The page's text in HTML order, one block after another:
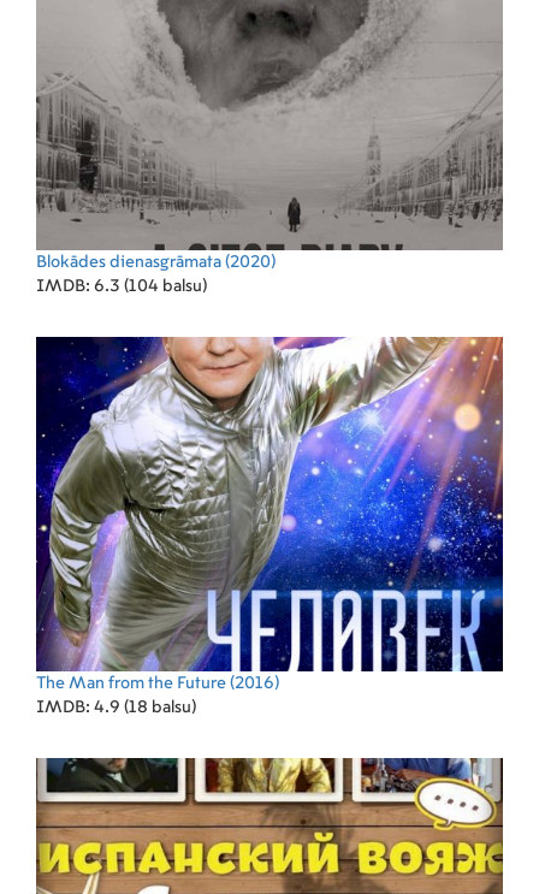
Blokādes dienasgrāmata (2020)
IMDB: 6.3 (104 balsu)
The Man from the Future (2016)
IMDB: 4.9 (18 balsu)